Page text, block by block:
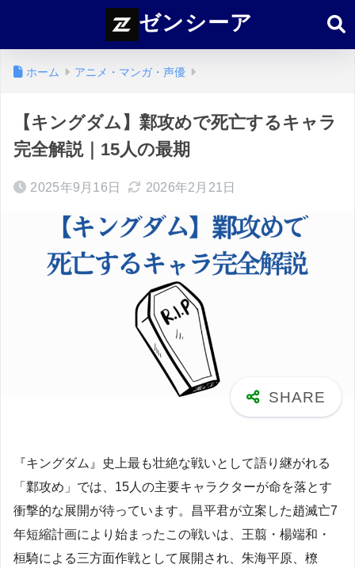
ゼンシーア
ホーム アニメ・マンガ・声優
【キングダム】鄴攻めで死亡するキャラ
完全解説｜15人の最期
2025年9月16日 2026年2月21日
『キングダム』史上最も壮絶な戦いとして語り継がれる
「鄴攻め」では、15人の主要キャラクターが命を落とす
衝撃的な展開が待っています。昌平君が立案した趙滅亡7
年短縮計画により始まったこの戦いは、王翦・楊端和・
桓騎による三方面作戦として展開され、朱海平原、橑